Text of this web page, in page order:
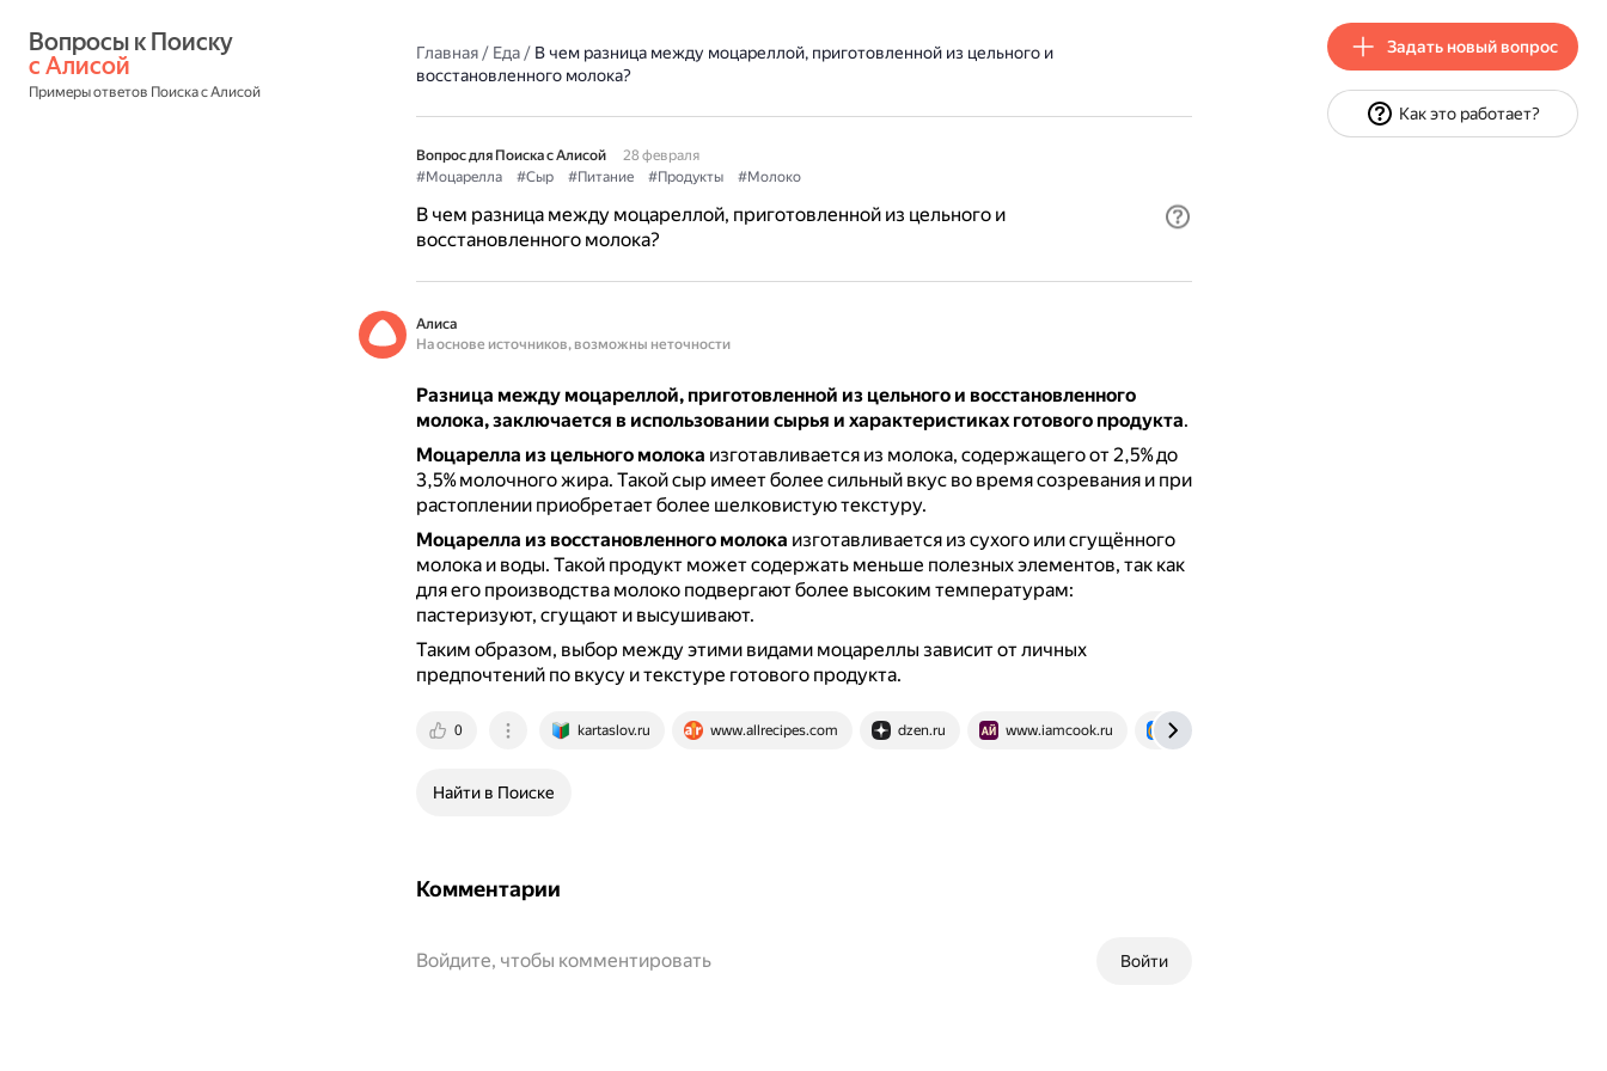
с Алисой
Примеры ответов Поиска с Алисой
Главная/ Еда/ В чем разница между моцареллой, приготовленной из цельного и
восстановленного молока?
Вопрос для Поиска с Алисой
28 февраля
#Моцарелла
#Сыр #Питание #Продукты #Молоко
В чем разница между моцареллой, приготовленной из цельного и
восстановленного молока?
Алиса
На основе источников, возможны неточности
Разница между моцареллой, приготовленной из цельного и восстановленного
молока, заключается в использовании сырья и характеристиках готового продукта.
Моцарелла из цельного молока изготавливается из молока, содержащего от 2,5% до
3,5% молочного жира. Такой сыр имеет более сильный вкус во время созревания и при
растоплении приобретает более шелковистую текстуру.
Моцарелла из восстановленного молока изготавливается из сухого или сгущённого
молока и воды. Такой продукт может содержать меньше полезных элементов, так как
для его производства молоко подвергают более высоким температурам:
пастеризуют, сгущают и высушивают.
Таким образом, выбор между этими видами моцареллы зависит от личных
предпочтений по вкусу и текстуре готового продукта.
0 kartaslov.ru www.allrecipes.com dzen.ru www.iamcook.ru otvet.mail.ru
Найти в Поиске
Комментарии
Войти
Войдите, чтобы комментировать
Задать новый вопрос
Как это работает?